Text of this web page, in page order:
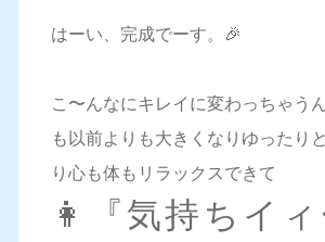
はーい、完成でーす。🎉
こ〜んなにキレイに変わっちゃう
も以前よりも大きくなりゆったり
り心も体もリラックスできて
👩『気持ちイィ